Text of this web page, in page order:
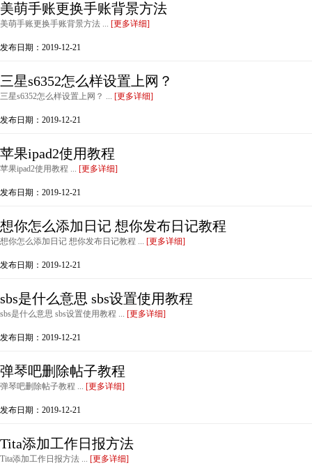
美萌手账更换手账背景方法
美萌手账更换手账背景方法 ... [更多详细]
发布日期：2019-12-21
三星s6352怎么样设置上网？
三星s6352怎么样设置上网？ ... [更多详细]
发布日期：2019-12-21
苹果ipad2使用教程
苹果ipad2使用教程 ... [更多详细]
发布日期：2019-12-21
想你怎么添加日记 想你发布日记教程
想你怎么添加日记 想你发布日记教程 ... [更多详细]
发布日期：2019-12-21
sbs是什么意思 sbs设置使用教程
sbs是什么意思 sbs设置使用教程 ... [更多详细]
发布日期：2019-12-21
弹琴吧删除帖子教程
弹琴吧删除帖子教程 ... [更多详细]
发布日期：2019-12-21
Tita添加工作日报方法
Tita添加工作日报方法 ... [更多详细]